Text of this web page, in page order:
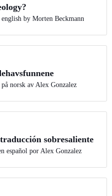
by Morten Beckmann
norsk av Alex Gonzalez
sobresaliente
español por Alex Gonzalez